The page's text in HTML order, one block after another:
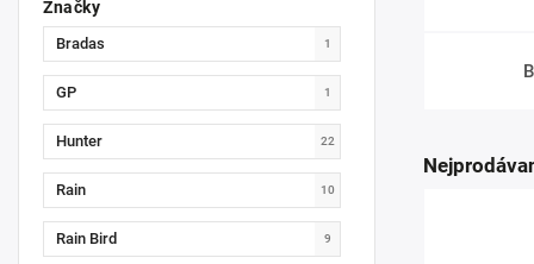
Značky
Bradas 1
GP 1
Hunter 22
Rain 10
Rain Bird 9